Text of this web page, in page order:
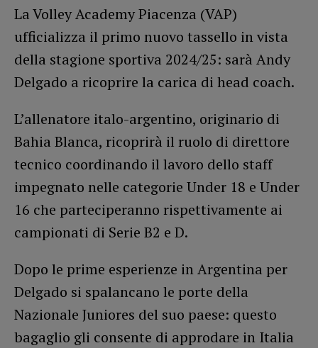
La Volley Academy Piacenza (VAP)
ufficializza il primo nuovo tassello in vista
della stagione sportiva 2024/25: sarà Andy
Delgado a ricoprire la carica di head coach.
L’allenatore italo-argentino, originario di
Bahia Blanca, ricoprirà il ruolo di direttore
tecnico coordinando il lavoro dello staff
impegnato nelle categorie Under 18 e Under
16 che parteciperanno rispettivamente ai
campionati di Serie B2 e D.
Dopo le prime esperienze in Argentina per
Delgado si spalancano le porte della
Nazionale Juniores del suo paese: questo
bagaglio gli consente di approdare in Italia